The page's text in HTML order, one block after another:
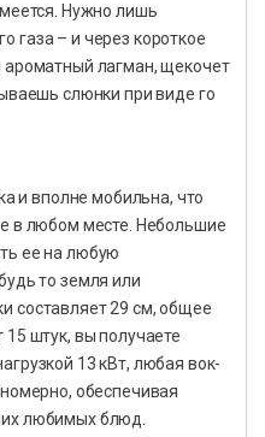
Нужно лишь
газа – и через короткое
лагман, щекочет
слюнки при виде го
и вполне мобильна, что
в любом месте. Небольшие
ее на любую
то земля или
составляет 29 см, общее
штук, вы получаете
13 кВт, любая вок-
обеспечивая
любимых блюд.